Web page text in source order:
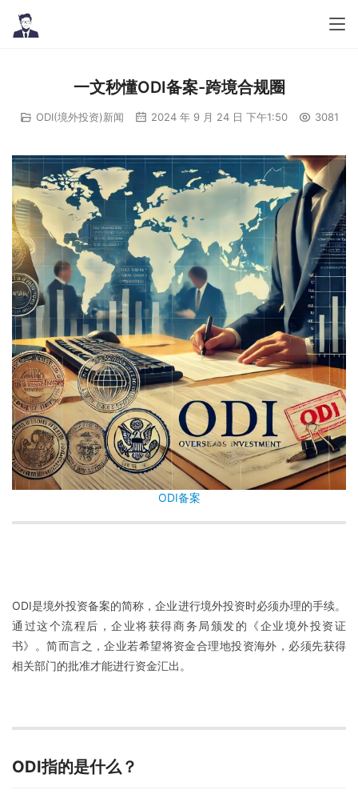
一文秒懂ODI备案-跨境合规圈
ODI(境外投资)新闻 2024 年 9 月 24 日 下午1:50 3081
ODI备案
ODI是境外投资备案的简称，企业进行境外投资时必须办理的手续。
通过这个流程后，企业将获得商务局颁发的《企业境外投资证
书》。简而言之，企业若希望将资金合理地投资海外，必须先获得
相关部门的批准才能进行资金汇出。
ODI指的是什么？